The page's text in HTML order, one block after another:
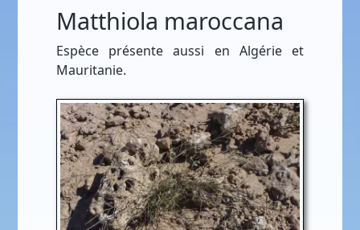
Matthiola maroccana
Espèce présente aussi en Algérie et
Mauritanie.